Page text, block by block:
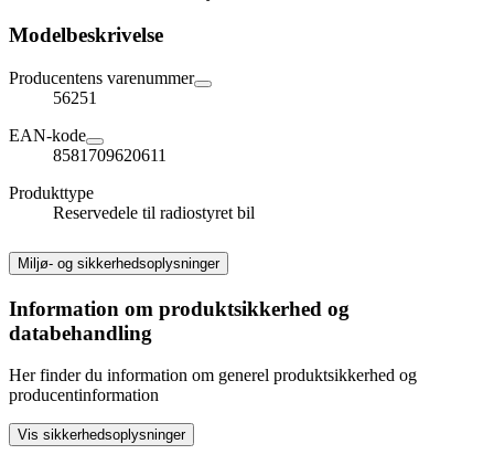
Modelbeskrivelse
Producentens varenummer
56251
EAN-kode
8581709620611
Produkttype
Reservedele til radiostyret bil
Miljø- og sikkerhedsoplysninger
Information om produktsikkerhed og
databehandling
Her finder du information om generel produktsikkerhed og
producentinformation
Vis sikkerhedsoplysninger